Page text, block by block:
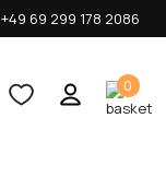
+49 69 299 178 2086
0